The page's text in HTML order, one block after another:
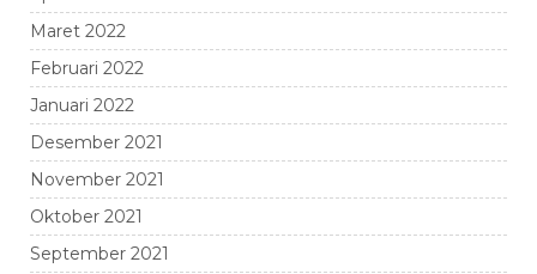
Maret 2022
Februari 2022
Januari 2022
Desember 2021
November 2021
Oktober 2021
September 2021